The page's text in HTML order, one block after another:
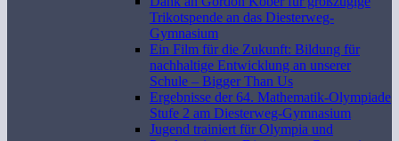
Trikotspende an das Diesterweg-
Gymnasium
Ein Film für die Zukunft: Bildung für
nachhaltige Entwicklung an unserer
Schule – Bigger Than Us
Ergebnisse der 64. Mathematik-Olympiade
Stufe 2 am Diesterweg-Gymnasium
Jugend trainiert für Olympia und